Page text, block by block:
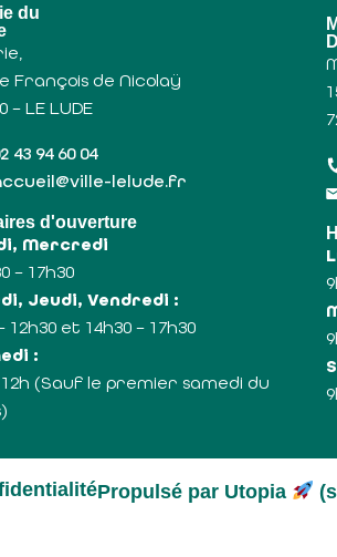
du
François de Nicolaÿ
– LE LUDE
43 94 60 04
lelude.fr
d'ouverture
Mercredi
– 17h30
Jeudi, Vendredi :
12h30 et 14h30 – 17h30
:
12h (Sauf le premier samedi du
Propulsé par Utopia